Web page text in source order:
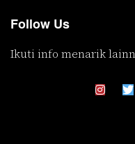
Follow Us
Ikuti info menarik